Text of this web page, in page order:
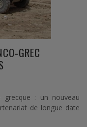
GREC
grecque : un nouveau
de longue date